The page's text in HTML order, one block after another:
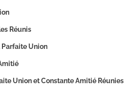
Réunis
Parfaite Union
Union et Constante Amitié Réunies